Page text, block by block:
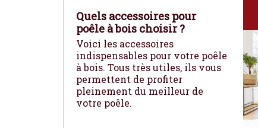
Quels accessoires pour
poêle à bois choisir ?
Voici les accessoires
indispensables pour votre poêle
à bois. Tous très utiles, ils vous
permettent de profiter
pleinement du meilleur de
votre poêle.